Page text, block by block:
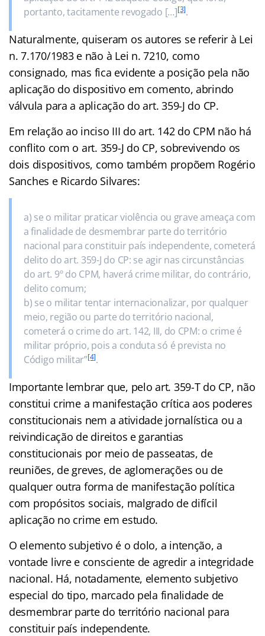
portanto, tacitamente revogado […][3].
Naturalmente, quiseram os autores se referir à Lei
n. 7.170/1983 e não à Lei n. 7210, como
consignado, mas fica evidente a posição pela não
aplicação do dispositivo em comento, abrindo
válvula para a aplicação do art. 359-J do CP.
Em relação ao inciso III do art. 142 do CPM não há
conflito com o art. 359-J do CP, sobrevivendo os
dois dispositivos, como também propõem Rogério
Sanches e Ricardo Silvares:
a) se o militar praticar violência ou grave ameaça com
a finalidade de desmembrar parte do território
nacional para constituir país independente, cometerá
delito do art. 359-J do CP: se agir nas circunstâncias
do art. 9º do CPM, haverá crime militar, do contrário,
delito comum;
b) se o militar tentar internacionalizar, por qualquer
meio, região ou parte do território nacional,
cometerá o crime do art. 142, III, do CPM: o crime é
militar próprio, pois a conduta só é prevista no
Código militar”[4].
Importante lembrar que, pelo art. 359-T do CP, não
constitui crime a manifestação crítica aos poderes
constitucionais nem a atividade jornalística ou a
reivindicação de direitos e garantias
constitucionais por meio de passeatas, de
reuniões, de greves, de aglomerações ou de
qualquer outra forma de manifestação política
com propósitos sociais, malgrado de difícil
aplicação no crime em estudo.
O elemento subjetivo é o dolo, a intenção, a
vontade livre e consciente de agredir a integridade
nacional. Há, notadamente, elemento subjetivo
especial do tipo, marcado pela finalidade de
desmembrar parte do território nacional para
constituir país independente.